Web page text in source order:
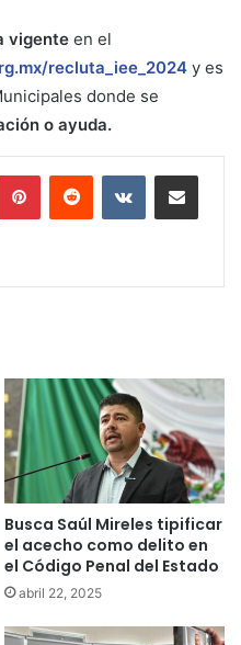
vigente en el
recluta_iee_2024 y es
donde se
o ayuda.
PinterestReddit VKontakteShare via Email
Busca Saúl Mireles tipificar
el acecho como delito en
el Código Penal del Estado
abril 22, 2025